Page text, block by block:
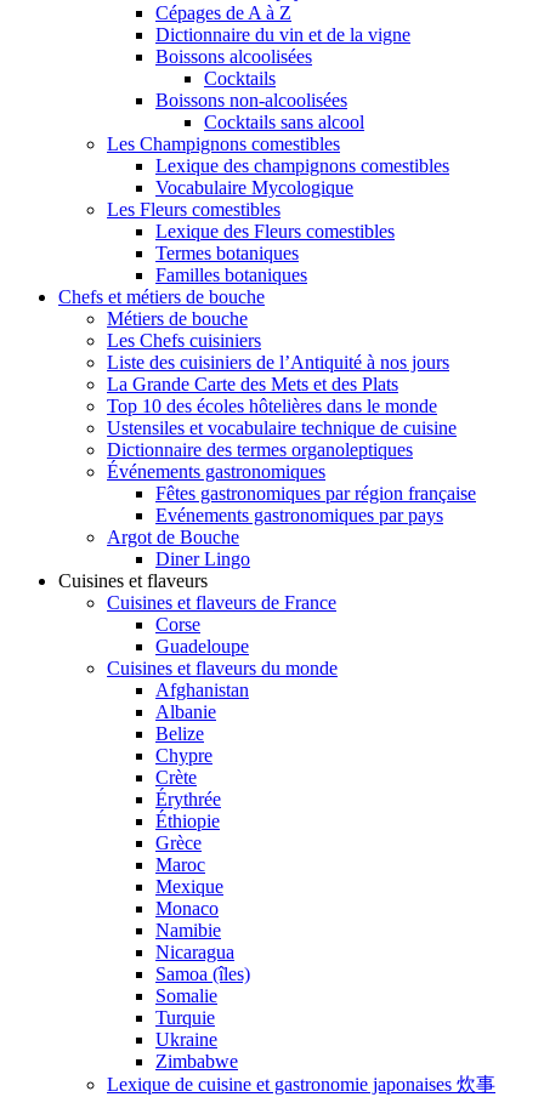
Cépages de A à Z
Dictionnaire du vin et de la vigne
Boissons alcoolisées
Cocktails
Boissons non-alcoolisées
Cocktails sans alcool
Les Champignons comestibles
Lexique des champignons comestibles
Vocabulaire Mycologique
Les Fleurs comestibles
Lexique des Fleurs comestibles
Termes botaniques
Familles botaniques
Chefs et métiers de bouche
Métiers de bouche
Les Chefs cuisiniers
Liste des cuisiniers de l’Antiquité à nos jours
La Grande Carte des Mets et des Plats
Top 10 des écoles hôtelières dans le monde
Ustensiles et vocabulaire technique de cuisine
Dictionnaire des termes organoleptiques
Événements gastronomiques
Fêtes gastronomiques par région française
Evénements gastronomiques par pays
Argot de Bouche
Diner Lingo
Cuisines et flaveurs
Cuisines et flaveurs de France
Corse
Guadeloupe
Cuisines et flaveurs du monde
Afghanistan
Albanie
Belize
Chypre
Crète
Érythrée
Éthiopie
Grèce
Maroc
Mexique
Monaco
Namibie
Nicaragua
Samoa (îles)
Somalie
Turquie
Ukraine
Zimbabwe
Lexique de cuisine et gastronomie japonaises 炊事